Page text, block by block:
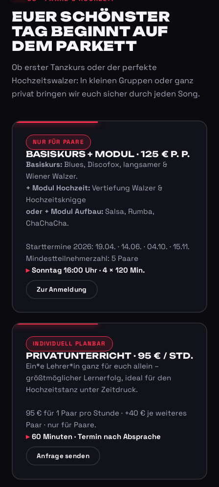
EUER SCHÖNSTER
TAG BEGINNT AUF
DEM PARKETT
Ob erster Tanzkurs oder der perfekte
Hochzeitswalzer: In kleinen Gruppen oder ganz
privat bringen wir euch sicher durch jeden Song.
NUR FÜR PAARE
BASISKURS + MODUL · 125 € P. P.
Basiskurs:Blues, Discofox, langsamer &
Wiener Walzer.
+ Modul Hochzeit:Vertiefung Walzer &
Hochzeitsknigge
oder + Modul Aufbau:Salsa, Rumba,
ChaChaCha.
Starttermine 2026: 19.04. · 14.06. · 04.10. · 15.11.
Mindestteilnehmerzahl: 5 Paare
Sonntag 16:00 Uhr · 4 × 120 Min.
Zur Anmeldung
INDIVIDUELL PLANBAR
PRIVATUNTERRICHT · 95 € / STD.
Ein*e Lehrer*in ganz für euch allein –
größtmöglicher Lernerfolg, ideal für den
Hochzeitstanz unter Zeitdruck.
95 € für 1 Paar pro Stunde · +40 € je weiteres
Paar · nur für Paare.
60 Minuten · Termin nach Absprache
Anfrage senden